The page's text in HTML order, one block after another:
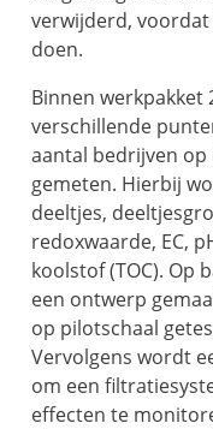
verwijderd,
doen.
Binnen
verschillende
aantal bedrijven
gemeten. Hierbij
deeltjes,
redoxwaarde, EC,
koolstof (TOC). Op
een ontwerp
op pilotschaal
Vervolgens wordt
om een
effecten te